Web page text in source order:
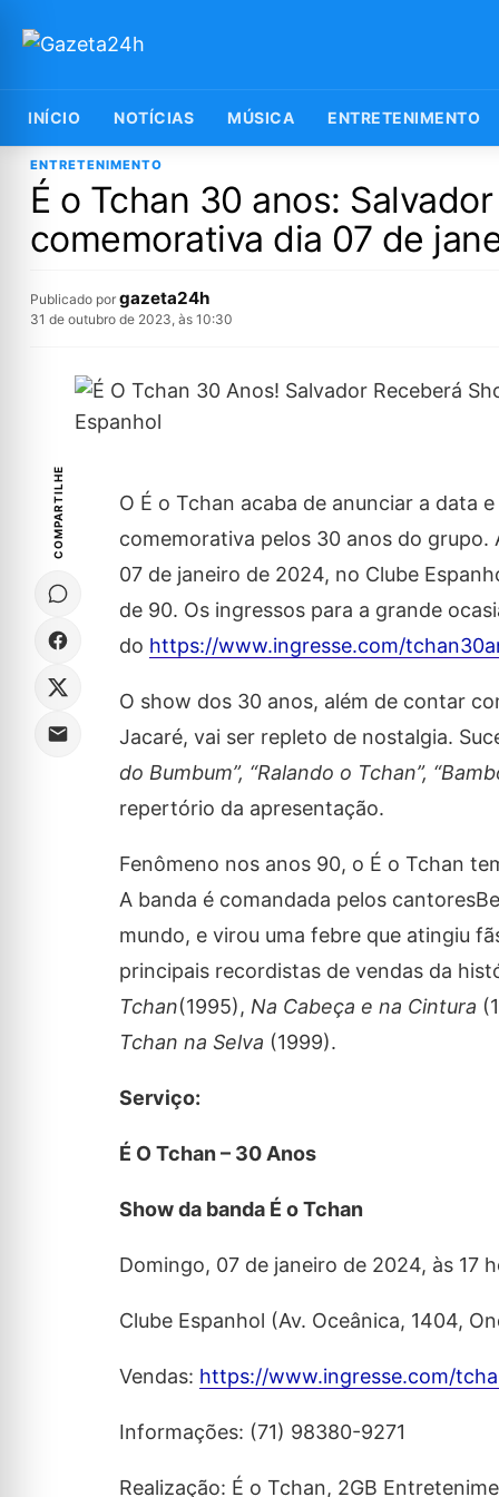
INÍCIO NOTÍCIAS MÚSICA ENTRETENIMENTO
ENTRETENIMENTO
É o Tchan 30 anos:
comemorativa dia 07 de
Publicado por gazeta24h
31 de outubro de 2023, às 10:30
COMPARTILHE
O É o Tchan acaba de anunciar a data
comemorativa pelos 30 anos do grupo.
07 de janeiro de 2024, no Clube
de 90. Os ingressos para a grande
do https://www.ingresse.com/
O show dos 30 anos, além de contar
Jacaré, vai ser repleto de nostalgia.
do Bumbum”, “Ralando o Tchan”,
repertório da apresentação.
Fenômeno nos anos 90, o É o Tchan
A banda é comandada pelos
mundo, e virou uma febre que atingiu
principais recordistas de vendas da
Tchan(1995), Na Cabeça e na Cintura
Tchan na Selva (1999).
Serviço:
É O Tchan – 30 Anos
Show da banda É o Tchan
Domingo, 07 de janeiro de 2024, às 17
Clube Espanhol (Av. Oceânica, 1404,
Vendas: https://www.ingresse.com/
Informações: (71) 98380-9271
Realização: É o Tchan, 2GB